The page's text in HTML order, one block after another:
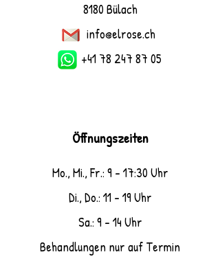
8180 Bülach
info@elrose.ch
+41 78 247 87 05
Öffnungszeiten
Mo., Mi., Fr.: 9 - 17:30 Uhr
Di., Do.: 11 - 19 Uhr
Sa.: 9 - 14 Uhr
Behandlungen nur auf Termin